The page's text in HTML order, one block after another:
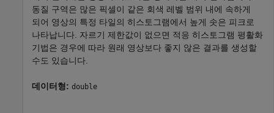
동질 구역은 많은 픽셀이 같은 회색 레벨 범위 내에 속하게
되어 영상의 특정 타일의 히스토그램에서 높게 솟은 피크로
나타납니다. 자르기 제한값이 없으면 적응 히스토그램 평활화
기법은 경우에 따라 원래 영상보다 좋지 않은 결과를 생성할
수도 있습니다.
데이터형: double